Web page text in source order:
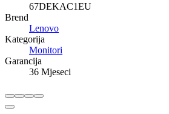
67DEKAC1EU
Brend
Lenovo
Kategorija
Monitori
Garancija
36 Mjeseci